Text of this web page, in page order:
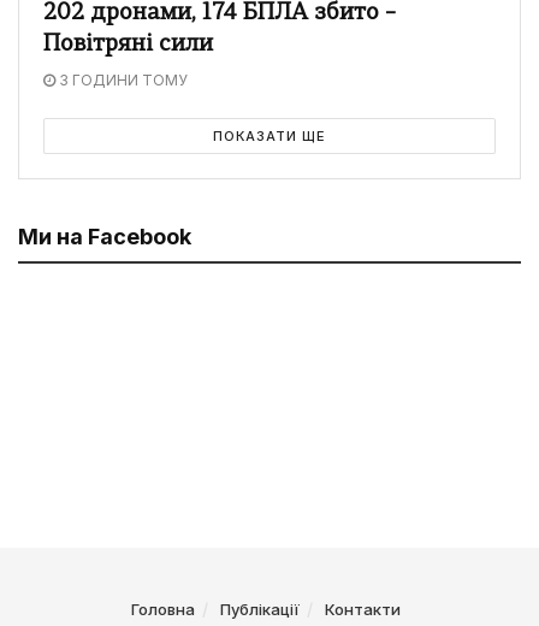
202 дронами, 174 БПЛА збито –
Повітряні сили
3 ГОДИНИ ТОМУ
ПОКАЗАТИ ЩЕ
Ми на Facebook
Головна Публікації Контакти